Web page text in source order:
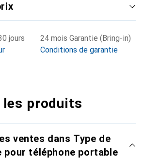
jours
24 mois Garantie (Bring-in)
Conditions de garantie
les produits
ventes dans Type de
pour téléphone portable